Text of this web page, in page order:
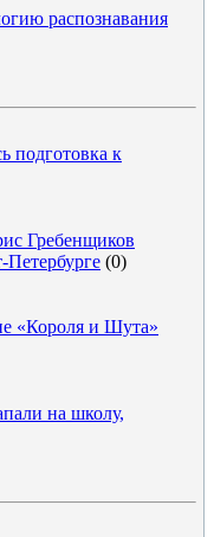
распознавания
подготовка к
Гребенщиков
(0)
«Короля и Шута»
на школу,